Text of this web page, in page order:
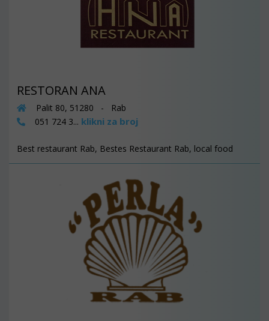
RESTORAN ANA
Palit 80, 51280 - Rab
051 724 3... klikni za broj
Best restaurant Rab, Bestes Restaurant Rab, local food